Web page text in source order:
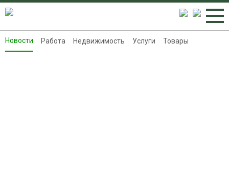
Новости
Новости Работа Недвижимость Услуги Товары